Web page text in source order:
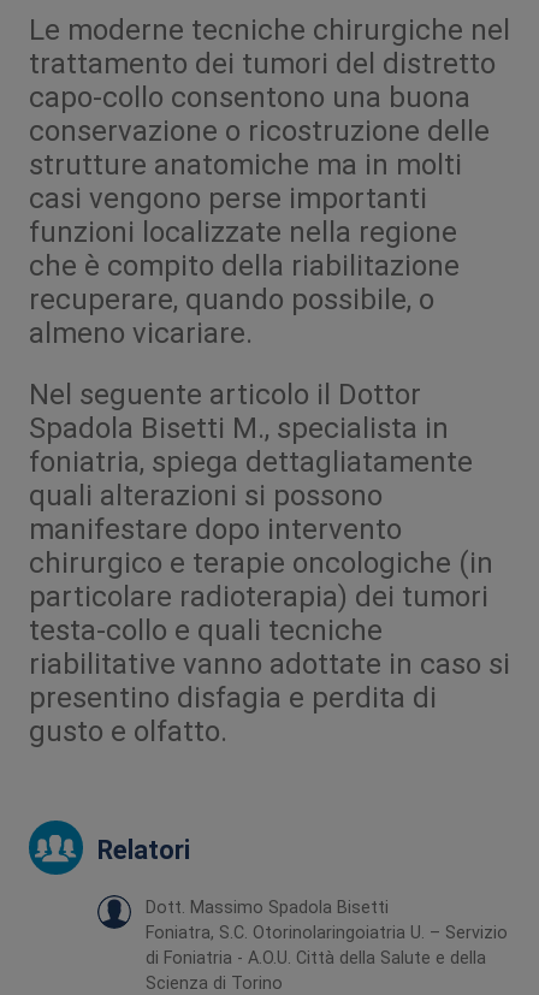
Le moderne tecniche chirurgiche nel
trattamento dei tumori del distretto
capo-collo consentono una buona
conservazione o ricostruzione delle
strutture anatomiche ma in molti
casi vengono perse importanti
funzioni localizzate nella regione
che è compito della riabilitazione
recuperare, quando possibile, o
almeno vicariare.
Nel seguente articolo il Dottor
Spadola Bisetti M., specialista in
foniatria, spiega dettagliatamente
quali alterazioni si possono
manifestare dopo intervento
chirurgico e terapie oncologiche (in
particolare radioterapia) dei tumori
testa-collo e quali tecniche
riabilitative vanno adottate in caso si
presentino disfagia e perdita di
gusto e olfatto.
Relatori
Dott. Massimo Spadola Bisetti
Foniatra, S.C. Otorinolaringoiatria U. – Servizio
di Foniatria - A.O.U. Città della Salute e della
Scienza di Torino